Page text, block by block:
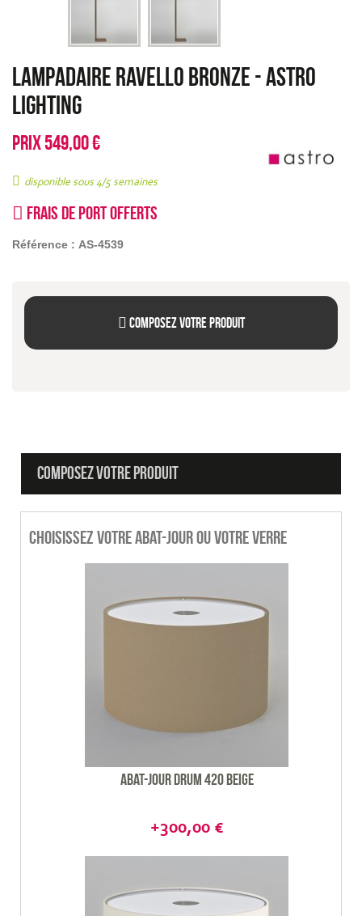
Lampadaire Ravello Bronze -Astro
Lighting
PRIX549,00 €
disponible sous 4/5 semaines
Frais de port offerts
Référence : AS-4539
Composez votre produit
COMPOSEZ VOTRE PRODUIT
Choisissez votre abat-jour ou votre verre
Abat-jour Drum 420 beige
+300,00 €